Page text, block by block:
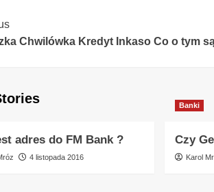
Chwilówka Kredyt Inkaso Co o tym
adres do FM Bank ?
4 listopada 2016
Banki
Czy
Karol